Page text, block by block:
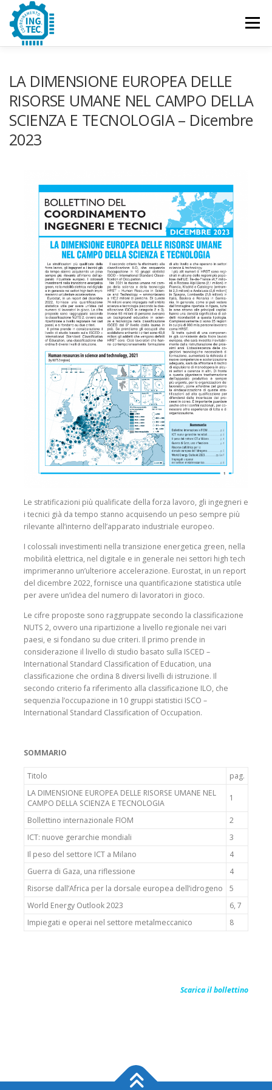
Passa
contenuto
Menu
CONTATTACI
LA DIMENSIONE EUROPEA DELLE
RISORSE UMANE NEL CAMPO DELLA
SCIENZA E TECNOLOGIA – Dicembre
2023
Le stratificazioni più qualificate della forza lavoro, gli ingegneri e
i tecnici già da tempo stanno acquisendo un peso sempre più
rilevante all’interno dell’apparato industriale europeo.
I colossali investimenti nella transizione energetica green, nella
mobilità elettrica, nel digitale e in generale nei settori high tech
imprimeranno un’ulteriore accelerazione. Eurostat, in un report
del dicembre 2022, fornisce una quantificazione statistica utile
per avere un’idea del numero di lavoratori in gioco.
Le cifre proposte sono raggruppate secondo la classificazione
NUTS 2, ovvero una ripartizione a livello regionale nei vari
paesi, e si fondano su due criteri. Il primo prende in
considerazione il livello di studio basato sulla ISCED –
International Standard Classification of Education, una
classificazione che ordina 8 diversi livelli di istruzione. Il
secondo criterio fa riferimento alla classificazione ILO, che
sequenzia l’occupazione in 10 gruppi statistici ISCO –
International Standard Classification of Occupation.
SOMMARIO
Titolo
pag.
LA DIMENSIONE EUROPEA DELLE RISORSE UMANE NEL
CAMPO DELLA SCIENZA E TECNOLOGIA
1
Bollettino internazionale FIOM
2
ICT: nuove gerarchie mondiali
3
Il peso del settore ICT a Milano
4
Guerra di Gaza, una riflessione
4
Risorse dall’Africa per la dorsale europea dell’idrogeno
5
World Energy Outlook 2023
6, 7
Impiegati e operai nel settore metalmeccanico
8
Scarica il bollettino